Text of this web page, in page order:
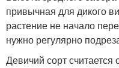
привычная для дикого
растение не начало
нужно регулярно
Девичий сорт